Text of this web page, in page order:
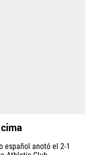
español anotó el 2-1